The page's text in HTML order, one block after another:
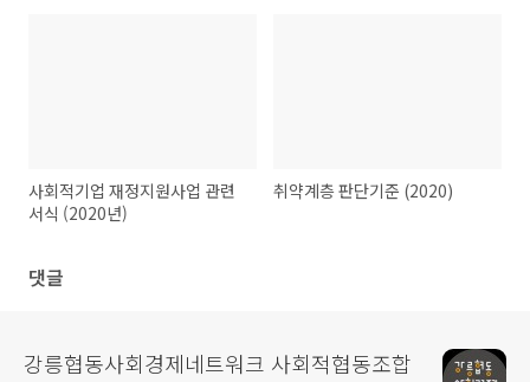
사회적기업 재정지원사업 관련
서식 (2020년)
취약계층 판단기준 (2020)
댓글
강릉협동사회경제네트워크 사회적협동조합